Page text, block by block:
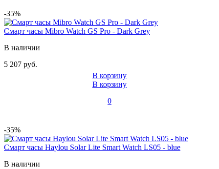
-35%
Смарт часы Mibro Watch GS Pro - Dark Grey
В наличии
5 207 руб.
В корзину
В корзину
0
-35%
Смарт часы Haylou Solar Lite Smart Watch LS05 - blue
В наличии